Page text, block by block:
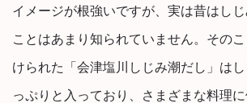
イメージが根強いですが、実は昔はしじ
ことはあまり知られていません。そのこ
けられた「会津塩川しじみ潮だし」はし
っぷりと入っており、さまざまな料理に